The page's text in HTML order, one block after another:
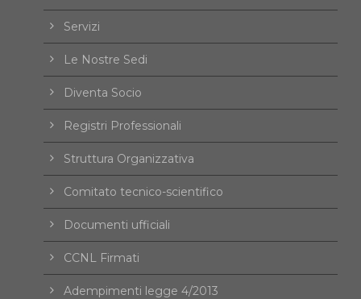
Servizi
Le Nostre Sedi
Diventa Socio
Registri Professionali
Struttura Organizzativa
Comitato tecnico-scientifico
Documenti ufficiali
CCNL Firmati
Adempimenti legge 4/2013